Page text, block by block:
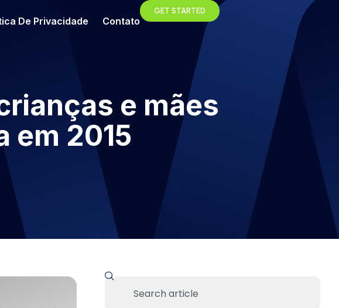
De Privacidade Contato
GET STARTED
e mães
em 2015